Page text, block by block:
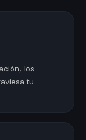
los
tu